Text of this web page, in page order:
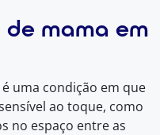
mama em
é uma condição em que
ao toque, como
no espaço entre as